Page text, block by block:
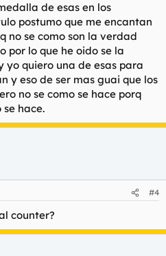
de esas en los
postumo que me encantan
no se como son la verdad
por lo que he oido se la
yo quiero una de esas para
y eso de ser mas guai que los
no se como se hace porq
hace.
#4
counter?